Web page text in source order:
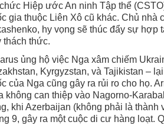
Hiệp ước An ninh Tập thể
gia thuộc Liên Xô cũ khác. Chủ nhà
hy vọng sẽ thúc đẩy sự hợp
thách thức.
ủng hộ việc Nga xâm chiếm
Kyrgyzstan, và Tajikistan –
của Nga cũng gây ra rủi ro cho họ.
không can thiệp vào Nagorno-
khi Azerbaijan (không phải là thành
9, gây ra một cuộc di cư hàng loạt.